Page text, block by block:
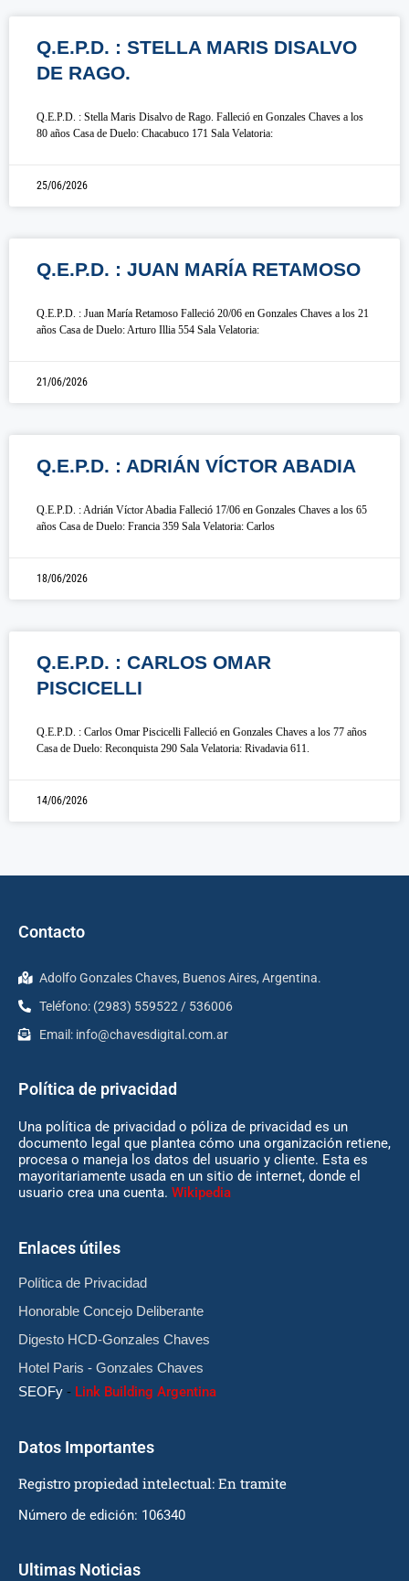
Q.E.P.D. : STELLA MARIS DISALVO
DE RAGO.
Q.E.P.D. : Stella Maris Disalvo de Rago. Falleció en Gonzales Chaves a los
80 años Casa de Duelo: Chacabuco 171 Sala Velatoria:
25/06/2026
Q.E.P.D. : JUAN MARÍA RETAMOSO
Q.E.P.D. : Juan María Retamoso Falleció 20/06 en Gonzales Chaves a los 21
años Casa de Duelo: Arturo Illia 554 Sala Velatoria:
21/06/2026
Q.E.P.D. : ADRIÁN VÍCTOR ABADIA
Q.E.P.D. : Adrián Víctor Abadia Falleció 17/06 en Gonzales Chaves a los 65
años Casa de Duelo: Francia 359 Sala Velatoria: Carlos
18/06/2026
Q.E.P.D. : CARLOS OMAR
PISCICELLI
Q.E.P.D. : Carlos Omar Piscicelli Falleció en Gonzales Chaves a los 77 años
Casa de Duelo: Reconquista 290 Sala Velatoria: Rivadavia 611.
14/06/2026
Contacto
Adolfo Gonzales Chaves, Buenos Aires, Argentina.
Teléfono: (2983) 559522 / 536006
Email: info@chavesdigital.com.ar
Política de privacidad
Una política de privacidad o póliza de privacidad es un
documento legal que plantea cómo una organización retiene,
procesa o maneja los datos del usuario y cliente. Esta es
mayoritariamente usada en un sitio de internet, donde el
usuario crea una cuenta. Wikipedia
Enlaces útiles
Política de Privacidad
Honorable Concejo Deliberante
Digesto HCD-Gonzales Chaves
Hotel Paris - Gonzales Chaves
SEOFy - Link Building Argentina
Datos Importantes
Registro propiedad intelectual: En tramite
Número de edición: 106340
Ultimas Noticias